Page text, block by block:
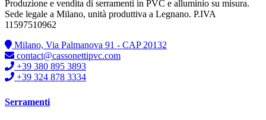
Produzione e vendita di serramenti in PVC e alluminio su misura.
Sede legale a Milano, unità produttiva a Legnano. P.IVA
11597510962
Milano, Via Palmanova 91 - CAP 20132
contact@cassonettipvc.com
+39 380 895 3893
+39 324 878 3334
Serramenti